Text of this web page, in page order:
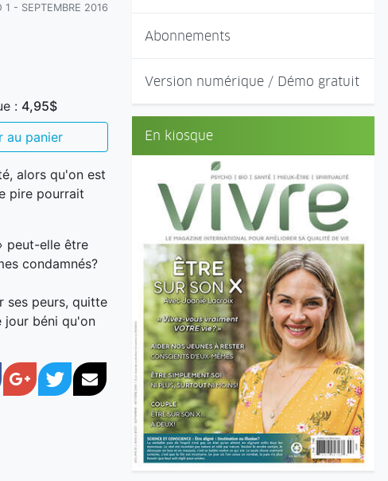
Abonnements
Version numérique / Démo gratuit
En kiosque
1 - SEPTEMBRE 2016
: 4,95$
au panier
alors qu'on est
pire pourrait
peut-elle être
condamnés?
ses peurs, quitte
jour béni qu'on
Google+
TwitterCourriel